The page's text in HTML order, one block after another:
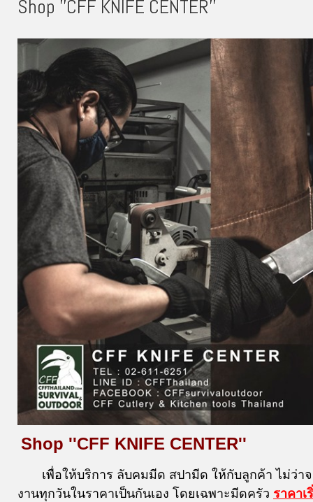
Shop ''CFF KNIFE CENTER''
Shop ''CFF KNIFE CENTER''
เพื่อให้บริการ ลับคมมีด สปามีด ให้กับลูกค้า ไม่ว่
งานทุกวันในราคาเป็นกันเอง โดยเฉพาะมีดครัว ราคาเ